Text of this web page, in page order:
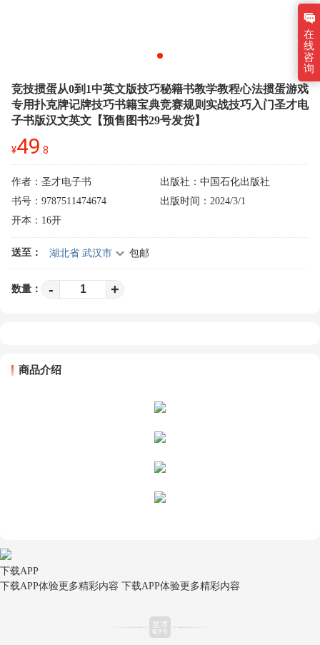
竞技掼蛋从0到1中英文版技巧秘籍书教学教程心法掼蛋游戏
专用扑克牌记牌技巧书籍宝典竞赛规则实战技巧入门圣才电
子书版汉文英文【预售图书29号发货】
¥49 .8
作者：圣才电子书
出版社：中国石化出版社
书号：9787511474674
出版时间：2024/3/1
开本：16开
送至： 湖北省 武汉市 包邮
数量： - +
商品介绍
下载APP
下载APP体验更多精彩内容 下载APP体验更多精彩内容
在
线
咨
询